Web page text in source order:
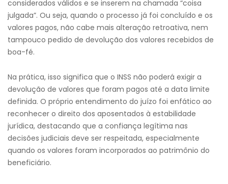
considerados válidos e se inserem na chamada “coisa
julgada”. Ou seja, quando o processo já foi concluído e os
valores pagos, não cabe mais alteração retroativa, nem
tampouco pedido de devolução dos valores recebidos de
boa-fé.
Na prática, isso significa que o INSS não poderá exigir a
devolução de valores que foram pagos até a data limite
definida. O próprio entendimento do juízo foi enfático ao
reconhecer o direito dos aposentados à estabilidade
jurídica, destacando que a confiança legítima nas
decisões judiciais deve ser respeitada, especialmente
quando os valores foram incorporados ao patrimônio do
beneficiário.